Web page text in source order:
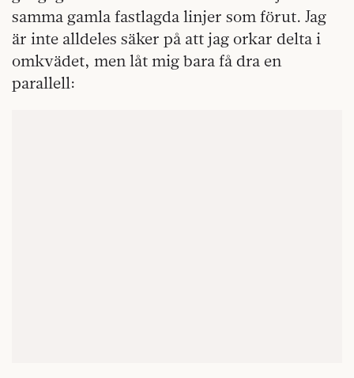
samma gamla fastlagda linjer som förut. Jag
är inte alldeles säker på att jag orkar delta i
omkvädet, men låt mig bara få dra en
parallell: